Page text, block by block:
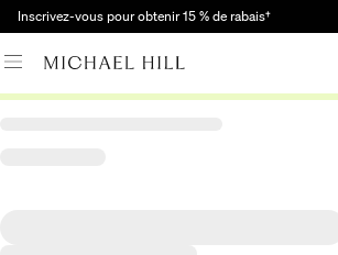
Passer
Inscrivez-vous pour obtenir 15 % de rabais†